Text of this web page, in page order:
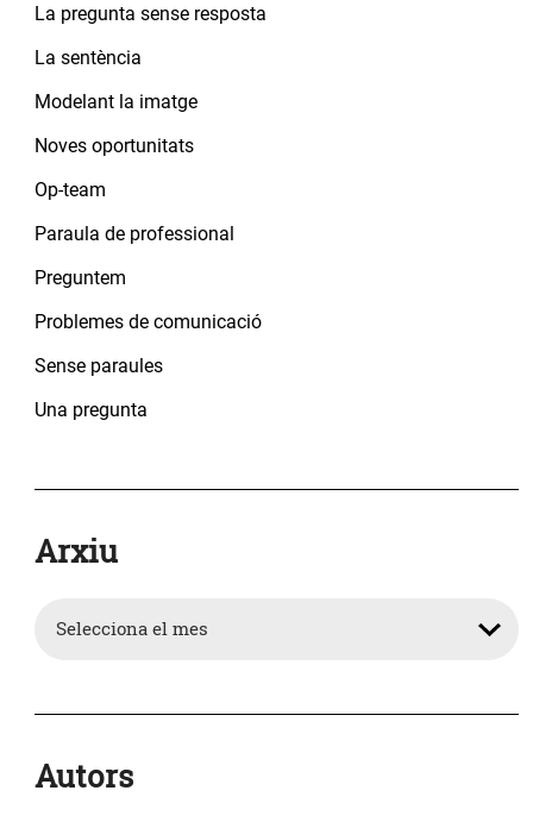
La pregunta sense resposta
La sentència
Modelant la imatge
Noves oportunitats
Op-team
Paraula de professional
Preguntem
Problemes de comunicació
Sense paraules
Una pregunta
Arxiu
Autors